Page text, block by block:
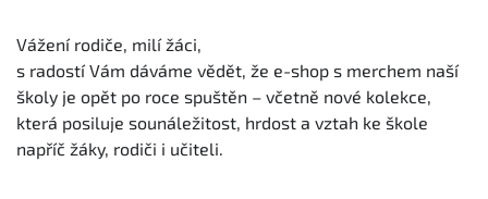
Vážení rodiče, milí žáci,
s radostí Vám dáváme vědět, že e-shop s merchem naší
školy je opět po roce spuštěn – včetně nové kolekce,
která posiluje sounáležitost, hrdost a vztah ke škole
napříč žáky, rodiči i učiteli.